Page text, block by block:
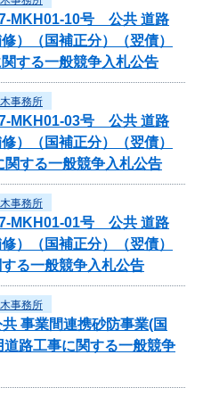
MKH01-10号 公共 道路
）（国補正分）（翌債）
する一般競争入札公告
事務所
MKH01-03号 公共 道路
）（国補正分）（翌債）
する一般競争入札公告
事務所
MKH01-01号 公共 道路
）（国補正分）（翌債）
る一般競争入札公告
事務所
事業間連携砂防事業(国
路工事に関する一般競争